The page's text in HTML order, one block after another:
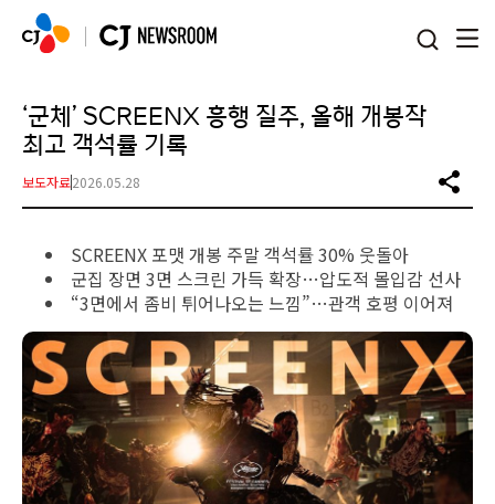
‘군체’ SCREENX 흥행 질주, 올해 개봉작
최고 객석률 기록
보도자료2026.05.28
SCREENX 포맷 개봉 주말 객석률 30% 웃돌아
군집 장면 3면 스크린 가득 확장…압도적 몰입감 선사
“3면에서 좀비 튀어나오는 느낌”…관객 호평 이어져